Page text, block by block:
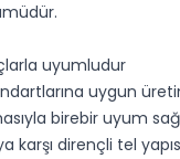
uyumludur
uygun
birebir uyum
karşı dirençli tel